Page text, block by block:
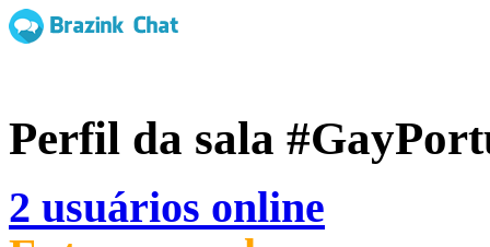
Perfil da sala
2 usuários online